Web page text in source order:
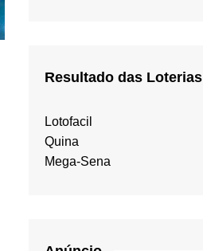
Resultado das Loterias
Lotofacil
Quina
Mega-Sena